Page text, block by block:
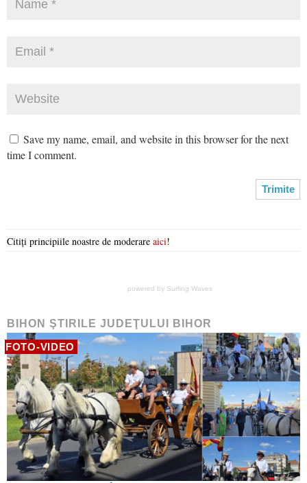
Save my name, email, and website in this browser for the next
time I comment.
Citiți principiile noastre de moderare aici!
powered by Surfing Waves
BIHON ŞTIRILE JUDEŢULUI BIHOR
FOTO-VIDEO